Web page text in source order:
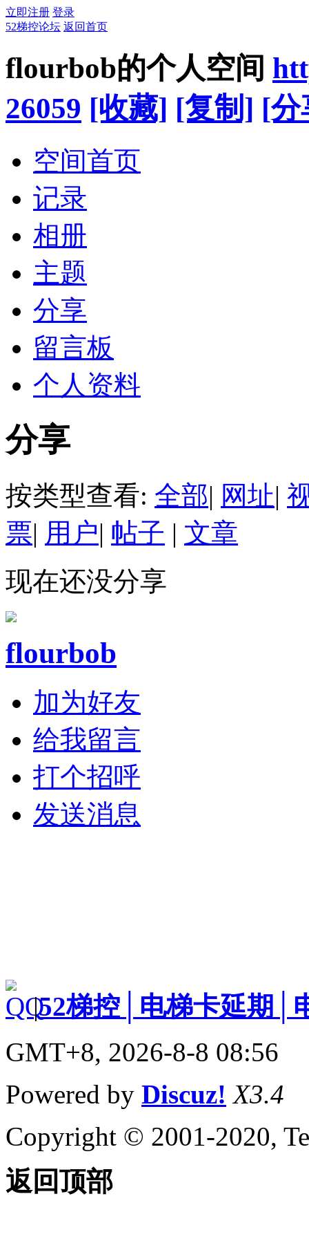
立即注册 登录
52梯控论坛 返回首页
flourbob的个人空间
26059 [收藏] [复制] [分
空间首页
记录
相册
主题
分享
留言板
个人资料
分享
按类型查看: 全部| 网址|
票| 用户| 帖子 | 文章
现在还没分享
flourbob
加为好友
给我留言
打个招呼
发送消息
|52梯控│电梯卡延期│
GMT+8, 2026-8-8 08:56
Powered by Discuz! X3.4
Copyright © 2001-2020,
返回顶部